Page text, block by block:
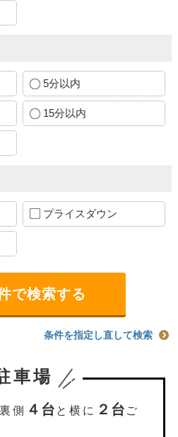
5分以内
15分以内
プライスダウン
条件を指定し直して検索
車場
側 ４台 と横に ２台 ご